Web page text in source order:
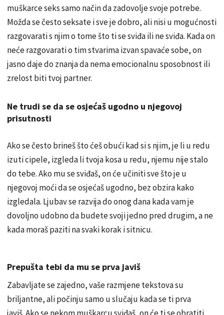
muškarce seks samo način da zadovolje svoje potrebe.
Možda se često seksate i sve je dobro, ali nisi u mogućnosti
razgovarati s njim o tome što ti se sviđa ili ne sviđa. Kada on
neće razgovarati o tim stvarima izvan spavaće sobe, on
jasno daje do znanja da nema emocionalnu sposobnost ili
zrelost biti tvoj partner.
Ne trudi se da se osjećaš ugodno u njegovoj
prisutnosti
Ako se često brineš što ćeš obući kad si s njim, je li u redu
izuti cipele, izgleda li tvoja kosa u redu, njemu nije stalo
do tebe. Ako mu se sviđaš, on će učiniti sve što je u
njegovoj moći da se osjećaš ugodno, bez obzira kako
izgledala. Ljubav se razvija do onog dana kada vam je
dovoljno udobno da budete svoji jedno pred drugim, a ne
kada moraš paziti na svaki korak i sitnicu.
Prepušta tebi da mu se prva javiš
Zabavljate se zajedno, vaše razmjene tekstova su
briljantne, ali počinju samo u slučaju kada se ti prva